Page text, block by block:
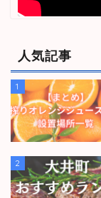
人気記事
1
2